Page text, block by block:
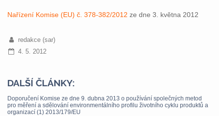
Nařízení Komise (EU) č. 378-382/2012 ze dne 3. května 2012
redakce (sar)
4. 5. 2012
DALŠÍ ČLÁNKY:
Doporučení Komise ze dne 9. dubna 2013 o používání společných metod
pro měření a sdělování environmentálního profilu životního cyklu produktů a
organizací (1) 2013/179/EU